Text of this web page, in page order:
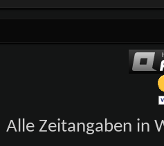
Alle Zeitangaben in